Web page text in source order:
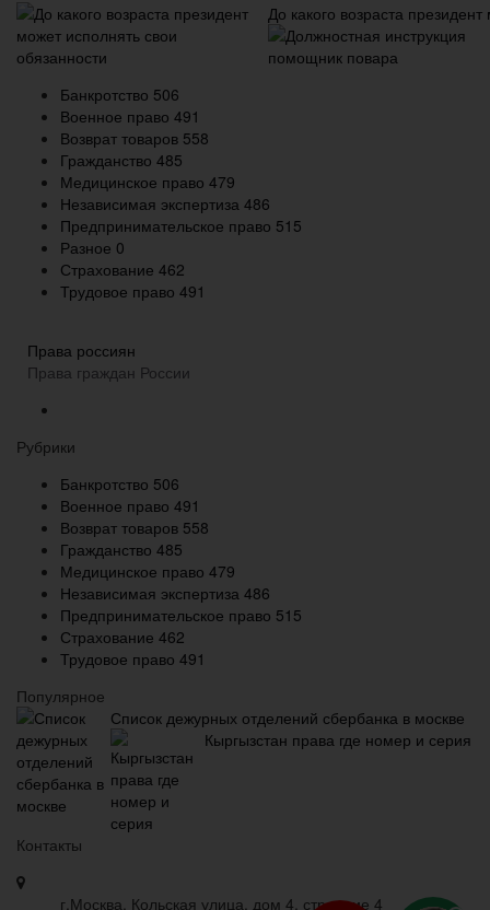
До какого возраста
Банкротство 506
Военное право 491
Возврат товаров 558
Гражданство 485
Медицинское право 479
Независимая экспертиза 486
Предпринимательское право 515
Разное 0
Страхование 462
Трудовое право 491
Права россиян
Права граждан России
Рубрики
Банкротство 506
Военное право 491
Возврат товаров 558
Гражданство 485
Медицинское право 479
Независимая экспертиза 486
Предпринимательское право 515
Страхование 462
Трудовое право 491
Популярное
Список дежурных отделений сбербанка в москве
Кыргызстан права где номер и серия
Контакты
г.Москва, Кольская улица, дом 4, строение 4